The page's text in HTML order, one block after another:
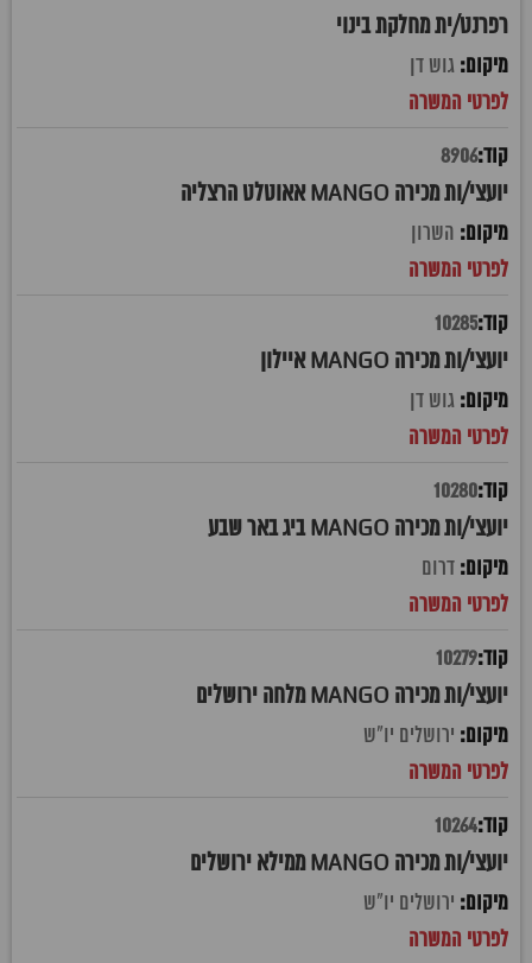
רפרנט/ית מחלקת בינוי
גוש דן
8906
יועצי/ות מכירה MANGO אאוטלט הרצליה
השרון
10285
יועצי/ות מכירה MANGO איילון
גוש דן
10280
יועצי/ות מכירה MANGO ביג באר שבע
דרום
10279
יועצי/ות מכירה MANGO מלחה ירושלים
ירושלים יו"ש
10264
יועצי/ות מכירה MANGO ממילא ירושלים
ירושלים יו"ש